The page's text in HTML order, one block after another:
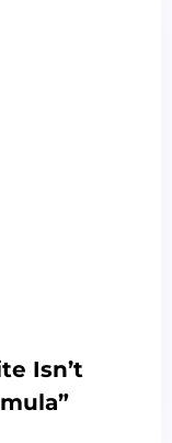
Isn’t